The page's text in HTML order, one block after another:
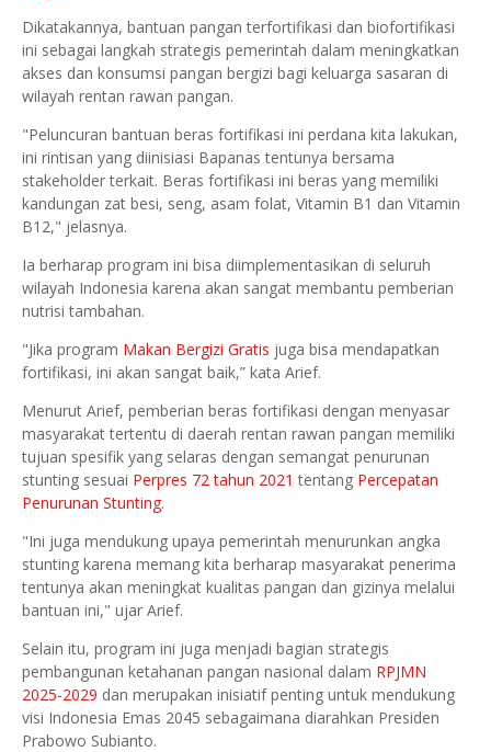
Dikatakannya, bantuan pangan terfortifikasi dan biofortifikasi
ini sebagai langkah strategis pemerintah dalam meningkatkan
akses dan konsumsi pangan bergizi bagi keluarga sasaran di
wilayah rentan rawan pangan.
"Peluncuran bantuan beras fortifikasi ini perdana kita lakukan,
ini rintisan yang diinisiasi Bapanas tentunya bersama
stakeholder terkait. Beras fortifikasi ini beras yang memiliki
kandungan zat besi, seng, asam folat, Vitamin B1 dan Vitamin
B12," jelasnya.
Ia berharap program ini bisa diimplementasikan di seluruh
wilayah Indonesia karena akan sangat membantu pemberian
nutrisi tambahan.
"Jika program Makan Bergizi Gratis juga bisa mendapatkan
fortifikasi, ini akan sangat baik,” kata Arief.
Menurut Arief, pemberian beras fortifikasi dengan menyasar
masyarakat tertentu di daerah rentan rawan pangan memiliki
tujuan spesifik yang selaras dengan semangat penurunan
stunting sesuai Perpres 72 tahun 2021 tentang Percepatan
Penurunan Stunting.
"Ini juga mendukung upaya pemerintah menurunkan angka
stunting karena memang kita berharap masyarakat penerima
tentunya akan meningkat kualitas pangan dan gizinya melalui
bantuan ini," ujar Arief.
Selain itu, program ini juga menjadi bagian strategis
pembangunan ketahanan pangan nasional dalam RPJMN
2025-2029 dan merupakan inisiatif penting untuk mendukung
visi Indonesia Emas 2045 sebagaimana diarahkan Presiden
Prabowo Subianto.